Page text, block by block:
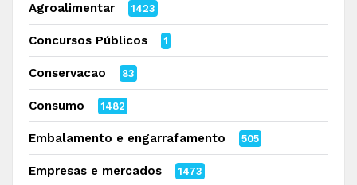
Agroalimentar 1423
Concursos Públicos 1
Conservacao 83
Consumo 1482
Embalamento e engarrafamento 505
Empresas e mercados 1473